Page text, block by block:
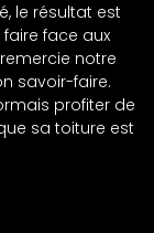
le résultat est
face aux
notre
savoir-faire.
profiter de
sa toiture est